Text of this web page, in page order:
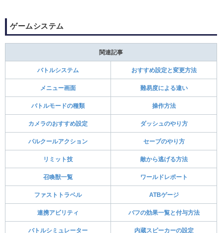
ゲームシステム
関連記事
バトルシステム おすすめ設定と変更方法
メニュー画面 難易度による違い
バトルモードの種類 操作方法
カメラのおすすめ設定 ダッシュのやり方
パルクールアクション セーブのやり方
リミット技 敵から逃げる方法
召喚獣一覧 ワールドレポート
ファストトラベル ATBゲージ
連携アビリティ バフの効果一覧と付与方法
バトルシミュレーター 内蔵スピーカーの設定